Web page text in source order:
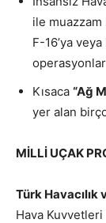
ile
F-16’ya
Kısaca “Ağ
yer alan
MİLLİ UÇAK
Türk Havacılık
Hava